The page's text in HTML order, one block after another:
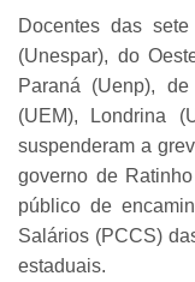
Docentes das
(Unespar), do
Paraná (Uenp),
(UEM), Londrina
suspenderam a
governo de
público de
Salários (PCCS)
estaduais.